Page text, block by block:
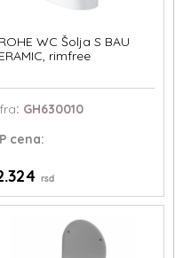
WC Šolja S BAU
rimfree
: GH630010
cena:
rsd